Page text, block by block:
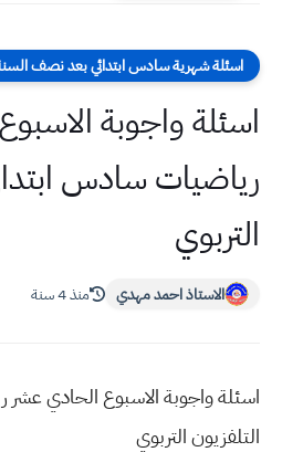
اسئلة شهرية سادس ابتدائي بعد نصف
اسئلة واجوبة
رياضيات سادس
التربوي
الاستاذ احمد مهدي منذ 4 سنة
اسئلة واجوبة الاسبوع الحادي
التلفزيون التربوي